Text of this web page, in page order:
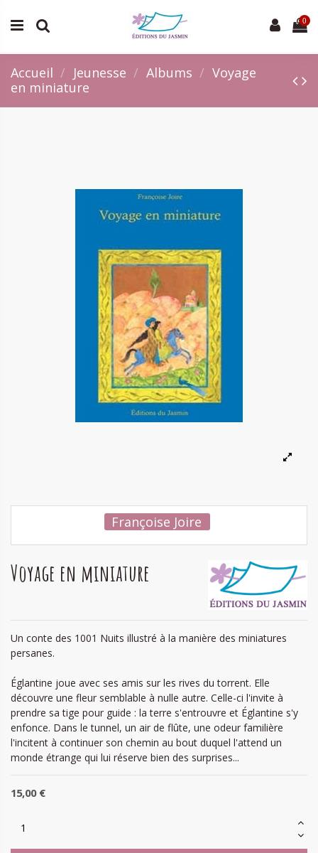
0
Accueil Jeunesse Albums
Voyage
en miniature
Françoise Joire
Voyage en miniature
Un conte des 1001 Nuits illustré à la manière des miniatures
persanes.
Églantine joue avec ses amis sur les rives du torrent. Elle
découvre une fleur semblable à nulle autre. Celle-ci l'invite à
prendre sa tige pour guide : la terre s'entrouvre et Églantine s'y
enfonce. Dans le tunnel, un air de flûte, une odeur familière
l'incitent à continuer son chemin au bout duquel l'attend un
monde étrange qui lui réserve bien des surprises...
15,00 €